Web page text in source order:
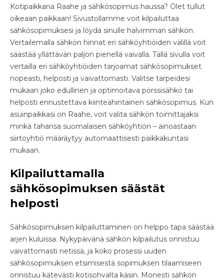
Kotipaikkana Raahe ja sähkösopimus haussa? Olet tullut
oikeaan paikkaan! Sivustollamme voit kilpailuttaa
sähkösopimuksesi ja löydä sinulle halvimman sähkön.
Vertailemalla sähkön hinnat eri sähköyhtiöiden välillä voit
säästää yllättävän paljon pienellä vaivalla. Tällä sivulla voit
vertailla eri sähköyhtiöiden tarjoamat sähkösopimukset
nopeasti, helposti ja vaivattomasti. Valitse tarpeidesi
mukaan joko edullinen ja optimoitava pörssisähkö tai
helposti ennustettava kiinteähintainen sähkösopimus. Kun
asuinpaikkasi on Raahe, voit valita sähkön toimittajaksi
minkä tahansa suomalaisen sähköyhtiön – ainoastaan
siirtoyhtiö määräytyy automaattisesti paikkakuntasi
mukaan.
Kilpailuttamalla
sähkösopimuksen säästät
helposti
Sähkösopimuksen kilpailuttaminen on helppo tapa säästää
arjen kuluissa. Nykypäivänä sähkön kilpailutus onnistuu
vaivattomasti netissä, ja koko prosessi uuden
sähkösopimuksen etsimisestä sopimuksen tilaamiseen
onnistuu kätevästi kotisohvalta käsin. Monesti sähkön